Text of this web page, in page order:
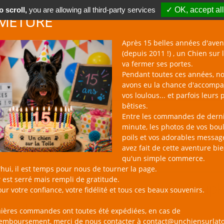
Après 15 belles années
(depuis 2011 !) , un Chien sur
va fermer ses portes.
Pendant toutes ces années,
avons eu la chance
vos loulous... et parfois leurs
bêtises.
Entre les commandes de
minute, les photos de vos
poils et vos adorables
avez fait de cette aventure
qu'un simple commerce.
il est temps pour nous de tourner la page.
est serré mais rempli de gratitude.
votre confiance, votre fidélité et tous ces beaux souvenirs.
commandes ont toutes été expédiées, en cas de
merci de nous contacter à
NAC NOUVEAUTÉS BLOG CONTACT
un Chien sur la Toile Catalogue
Peluche tarte au potiron
DOG
scroll,you are allowing all third-party services ✓ OK, accept all